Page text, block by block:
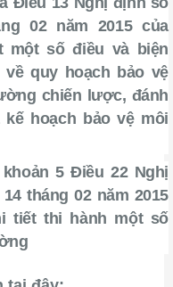
02 năm 2015 của
một số điều và biện
quy hoạch bảo vệ
chiến lược, đánh
hoạch bảo vệ môi
5 Điều 22 Nghị
tháng 02 năm 2015
tiết thi hành một số